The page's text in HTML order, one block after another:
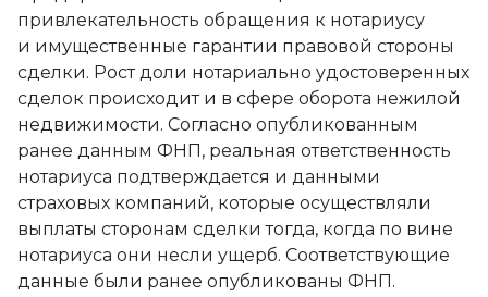
привлекательность обращения к нотариусу
и имущественные гарантии правовой стороны
сделки. Рост доли нотариально удостоверенных
сделок происходит и в сфере оборота нежилой
недвижимости. Согласно опубликованным
ранее данным ФНП, реальная ответственность
нотариуса подтверждается и данными
страховых компаний, которые осуществляли
выплаты сторонам сделки тогда, когда по вине
нотариуса они несли ущерб. Соответствующие
данные были ранее опубликованы ФНП.